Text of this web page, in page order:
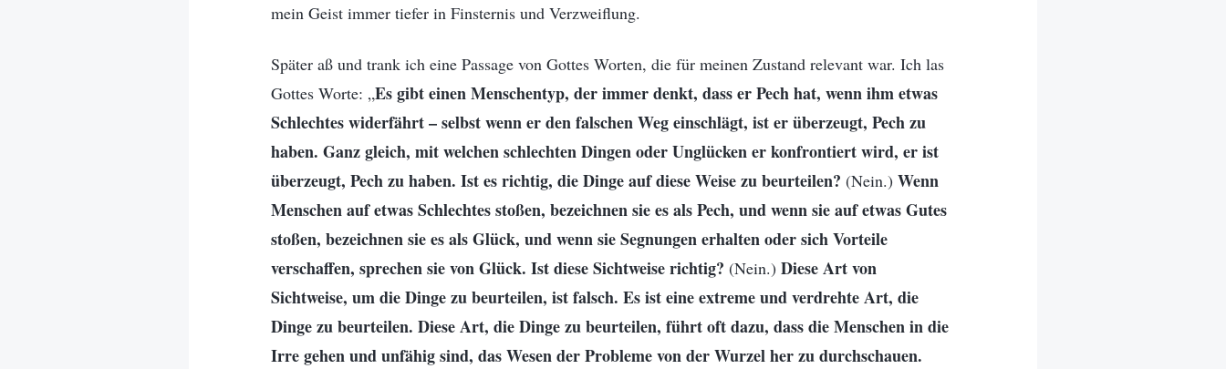
mein Geist immer tiefer in Finsternis und Verzweiflung.
Später aß und trank ich eine Passage von Gottes Worten, die für meinen Zustand relevant war. Ich las
Gottes Worte: „Es gibt einen Menschentyp, der immer denkt, dass er Pech hat, wenn ihm etwas
Schlechtes widerfährt – selbst wenn er den falschen Weg einschlägt, ist er überzeugt, Pech zu
haben. Ganz gleich, mit welchen schlechten Dingen oder Unglücken er konfrontiert wird, er ist
überzeugt, Pech zu haben. Ist es richtig, die Dinge auf diese Weise zu beurteilen? (Nein.) Wenn
Menschen auf etwas Schlechtes stoßen, bezeichnen sie es als Pech, und wenn sie auf etwas Gutes
stoßen, bezeichnen sie es als Glück, und wenn sie Segnungen erhalten oder sich Vorteile
verschaffen, sprechen sie von Glück. Ist diese Sichtweise richtig? (Nein.) Diese Art von
Sichtweise, um die Dinge zu beurteilen, ist falsch. Es ist eine extreme und verdrehte Art, die
Dinge zu beurteilen. Diese Art, die Dinge zu beurteilen, führt oft dazu, dass die Menschen in die
Irre gehen und unfähig sind, das Wesen der Probleme von der Wurzel her zu durchschauen.